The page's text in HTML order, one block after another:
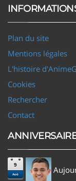
Plan du site
Mentions légales
L'histoire
Cookies
Rechercher
Contact
9
Aoû